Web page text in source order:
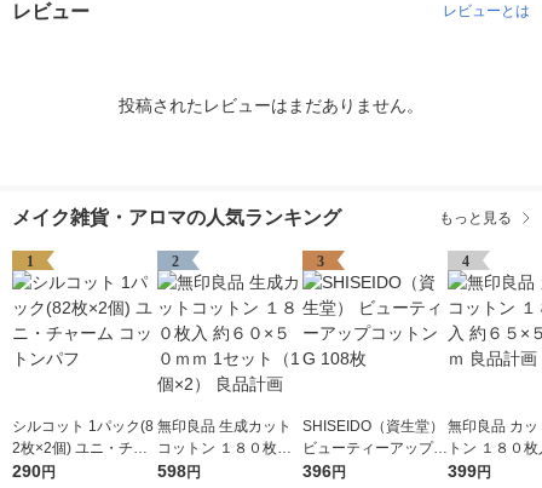
レビュー レビューとは
投稿されたレビューはまだありません。
メイク雑貨・アロマの人気ランキング もっと見る
1
シルコット 1パック(8
2枚×2個) ユニ・チャ
ーム コットンパフ
290円
2
無印良品 生成カット
コットン １８０枚入
約６０×５０ｍｍ 1セ
598円
3
SHISEIDO（資生堂）
ビューティーアップコ
ットン G 108枚
396円
4
無印良品 カッ
トン １８０
５×５０ｍｍ
399円